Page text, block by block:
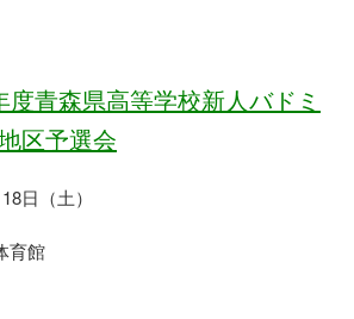
青森県高等学校新人バドミ
区予選会
日（土）
育館